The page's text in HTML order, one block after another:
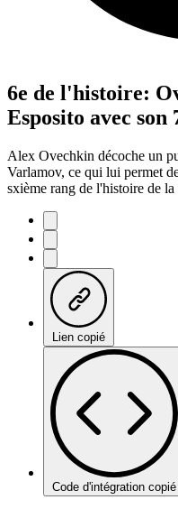
6e de l'histoire:
Esposito avec son
Alex Ovechkin décoche un
Varlamov, ce qui lui permet
sxième rang de l'histoire de
Lien copié
Code d'intégration copié